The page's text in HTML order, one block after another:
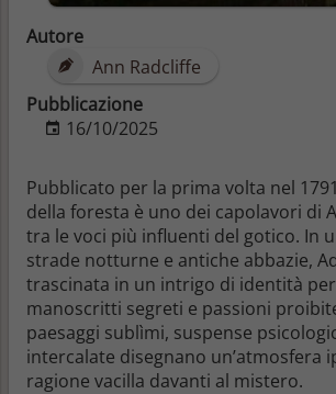
Autore
Ann Radcliffe
Pubblicazione
16/10/2025
Pubblicato per la prima volta nel
della foresta è uno dei capolavori di
tra le voci più influenti del gotico. In
strade notturne e antiche abbazie,
trascinata in un intrigo di identità
manoscritti segreti e passioni
paesaggi sublìmi, suspense
intercalate disegnano un’atmosfera
ragione vacilla davanti al mistero.